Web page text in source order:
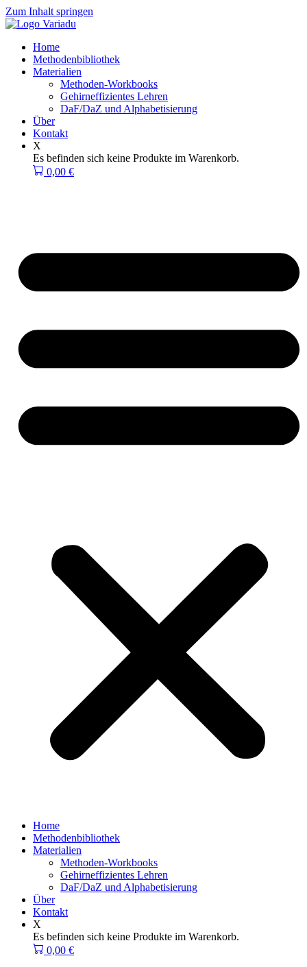
Zum Inhalt springen
Home
Methodenbibliothek
Materialien
Methoden-Workbooks
Gehirneffizientes Lehren
DaF/DaZ und Alphabetisierung
Über
Kontakt
X
Es befinden sich keine Produkte im Warenkorb.
0,00 €
Home
Methodenbibliothek
Materialien
Methoden-Workbooks
Gehirneffizientes Lehren
DaF/DaZ und Alphabetisierung
Über
Kontakt
X
Es befinden sich keine Produkte im Warenkorb.
0,00 €